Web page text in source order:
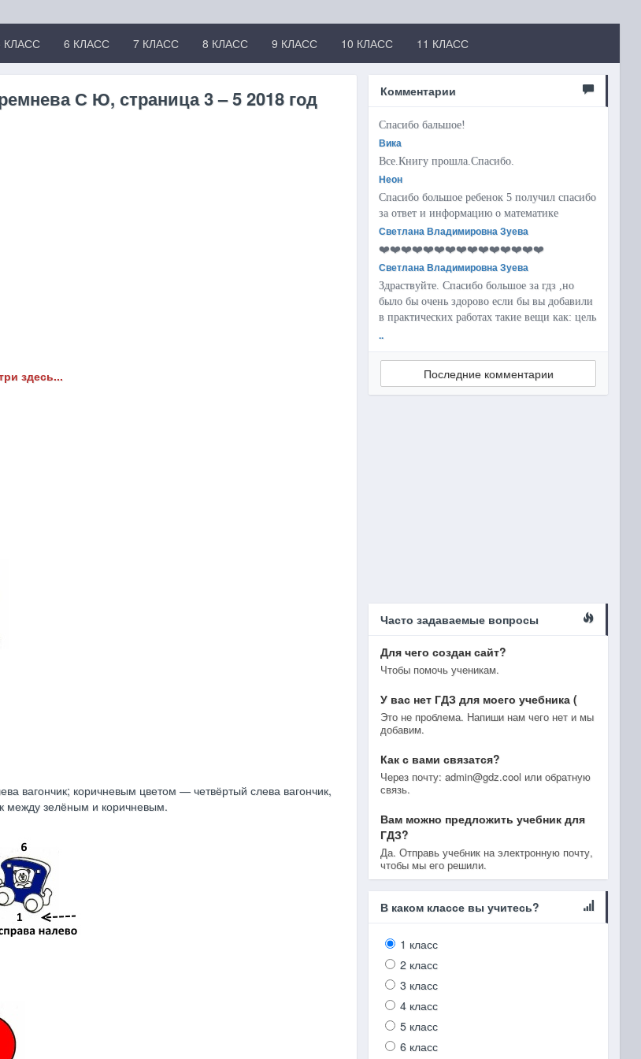
КЛАСС 6 КЛАСС 7 КЛАСС 8 КЛАСС 9 КЛАСС 10 КЛАСС 11 КЛАСС
С Ю, страница 3 – 5 2018 год
здесь...
вагончик; коричневым цветом — четвёртый слева вагончик,
между зелёным и коричневым.
Комментарии
Спасибо бальшое!
Вика
Все.Книгу прошла.Спасибо.
Неон
Спасибо большое ребенок 5 получил спасибо
за ответ и информацию о математике
Светлана Владимировна Зуева
❤️❤️❤️❤️❤️❤️❤️❤️❤️❤️❤️❤️❤️❤️❤️
Светлана Владимировна Зуева
Здраствуйте. Спасибо большое за гдз ,но
было бы очень здорово если бы вы добавили
в практических работах такие вещи как: цель
..
Последние комментарии
Часто задаваемые вопросы
Для чего создан сайт?
Чтобы помочь ученикам.
У вас нет ГДЗ для моего учебника (
Это не проблема. Напиши нам чего нет и мы
добавим.
Как с вами связатся?
Через почту: admin@gdz.cool или обратную
связь.
Вам можно предложить учебник для
ГДЗ?
Да. Отправь учебник на электронную почту,
чтобы мы его решили.
В каком классе вы учитесь?
1 класс
2 класс
3 класс
4 класс
5 класс
6 класс